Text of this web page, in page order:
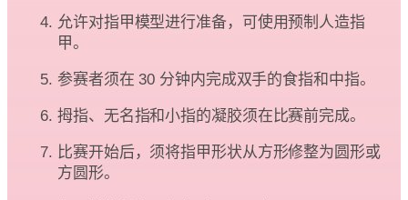
允许对指甲模型进行准备，可使用预制人造指
甲。
参赛者须在 30 分钟内完成双手的食指和中指。
拇指、无名指和小指的凝胶须在比赛前完成。
比赛开始后，须将指甲形状从方形修整为圆形或
方圆形。